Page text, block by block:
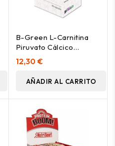
B-Green L-Carnitina
Piruvato Cálcico
40Caps
12,30 €
AÑADIR AL CARRITO